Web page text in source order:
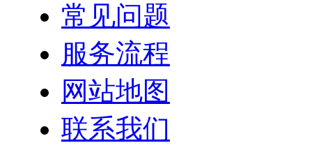
常见问题
服务流程
网站地图
联系我们